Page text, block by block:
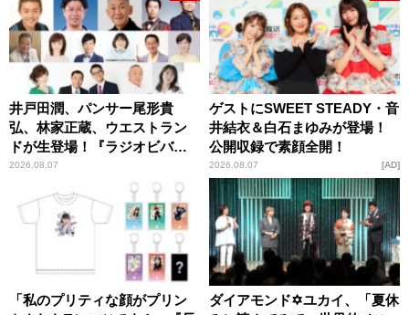
井戸田潤、パンサー尾形貴
弘、林家正蔵、ウエストラン
ドが生登場！『ラジオビバリ
ー昼ズ』
2026.08.07
ゲストにSWEET STEADY・音
井結衣＆白石まゆみが登場！
公開収録で素顔全開！
2026.08.07 AD
「私のプリティな顔がプリン
ダイアモンド✡ユカイ、「夏休